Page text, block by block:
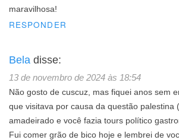
maravilhosa!
RESPONDER
Bela disse:
13 de novembro de 2024 às 18:54
Não gosto de cuscuz, mas fiquei anos sem
que visitava por causa da questão palestina
amadeirado e você fazia tours político
Fui comer grão de bico hoje e lembrei de